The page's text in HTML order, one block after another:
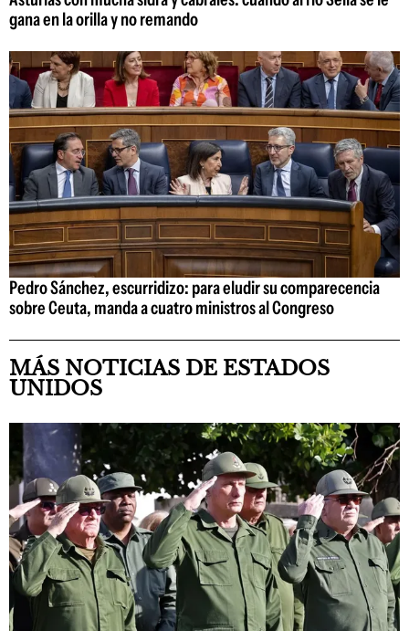
gana en la orilla y no remando
Pedro Sánchez, escurridizo: para eludir su comparecencia
sobre Ceuta, manda a cuatro ministros al Congreso
MÁS NOTICIAS DE ESTADOS
UNIDOS